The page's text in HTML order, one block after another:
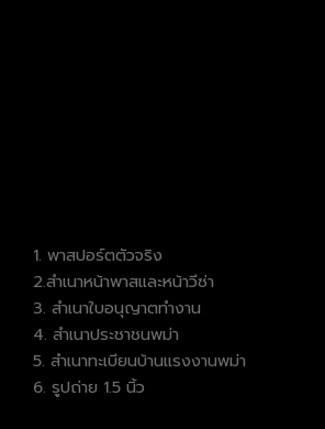
1. พาสปอร์ตตัวจริง
2.สำเนาหน้าพาสและหน้าวีซ่า
3. สำเนาใบอนุญาตทำงาน
4. สำเนาประชาชนพม่า
5. สำเนาทะเบียนบ้านแรงงานพม่า
6. รูปถ่าย 1.5 นิ้ว